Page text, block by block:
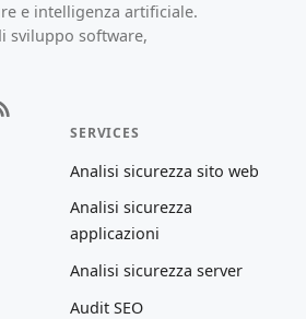
e intelligenza artificiale.
sviluppo software,
SERVICES
Analisi sicurezza sito web
Analisi sicurezza
applicazioni
Analisi sicurezza server
Audit SEO